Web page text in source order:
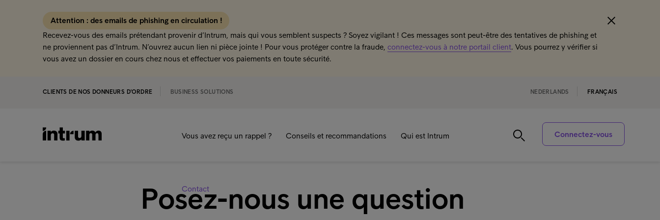
Attention : des emails de phishing en circulation !
Recevez-vous des emails prétendant provenir d’Intrum, mais qui vous semblent suspects ? Soyez vigilant ! Ces messages sont peut-être des tentatives de phishing et
ne proviennent pas d’Intrum. N’ouvrez aucun lien ni pièce jointe ! Pour vous protéger contre la fraude, connectez-vous à notre portail client. Vous pourrez y vérifier si
vous avez un dossier en cours chez nous et effectuer vos paiements en toute sécurité.
CLIENTS DE NOS DONNEURS D'ORDRE BUSINESS SOLUTIONS NEDERLANDS FRANÇAIS
Vous avez reçu un rappel ? Conseils et recommandations Qui est Intrum
Contact
Connectez-vous
Posez-nous une question